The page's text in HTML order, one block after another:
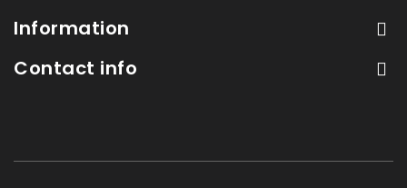
Information
Contact info